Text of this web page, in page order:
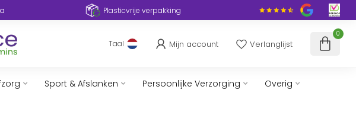
Plasticvrije verpakking
Taal Mijn account Verlanglijst
0
Sport & Afslanken Persoonlijke Verzorging Overig